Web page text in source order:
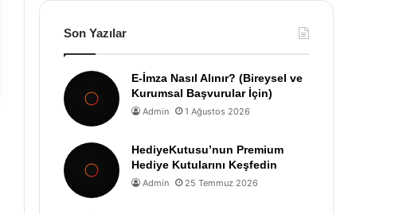
Son Yazılar
E-İmza Nasıl Alınır? (Bireysel ve
Kurumsal Başvurular İçin)
Admin 1 Ağustos 2026
HediyeKutusu’nun Premium
Hediye Kutularını Keşfedin
Admin 25 Temmuz 2026